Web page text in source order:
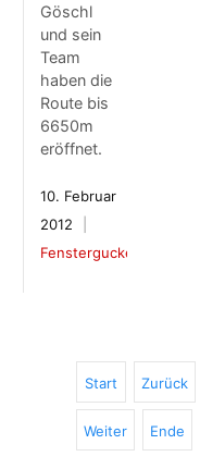
Göschl
und sein
Team
haben die
Route bis
6650m
eröffnet.
10. Februar
2012
Fenstergucker
Start Zurück
Weiter Ende